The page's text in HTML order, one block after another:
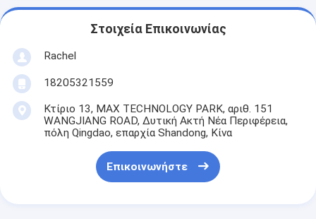
Στοιχεία Επικοινωνίας
Rachel
18205321559
Κτίριο 13, MAX TECHNOLOGY PARK, αριθ. 151
WANGJIANG ROAD, Δυτική Ακτή Νέα Περιφέρεια,
πόλη Qingdao, επαρχία Shandong, Κίνα
Επικοινωνήστε